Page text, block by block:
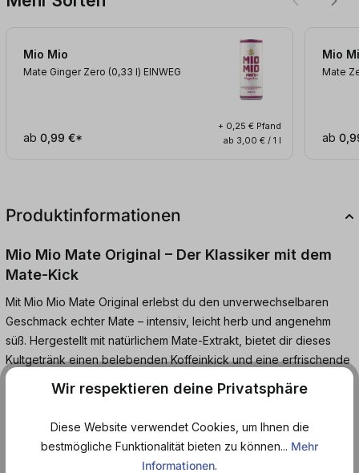
Mio Mio
Mate Ginger Zero (0,33 l) EINWEG
ab 0,99 €*
+ 0,25 € Pfand
ab 3,00 € / 1 l
Mio
Mate
ab
Produktinformationen
Mio Mio Mate Original – Der Klassiker mit dem
Mate-Kick
Mit Mio Mio Mate Original erlebst du den unverwechselbaren
Geschmack echter Mate – intensiv, leicht herb und angenehm
süß. Hergestellt mit natürlichem Mate-Extrakt, bietet dir dieses
Kultgetränk einen belebenden Koffeinkick und eine erfrischende
Abwechslung zu klassischen Softdrinks oder Energy-Drinks.
Energiekick zwischendurch – Mio Mio Mate Original bringt
Schwung in deinen Alltag. Und das Ganze aus der praktischen
Wir respektieren deine Privatsphäre
Diese Website verwendet Cookies, um Ihnen die
bestmögliche Funktionalität bieten zu können... Mehr
Informationen.